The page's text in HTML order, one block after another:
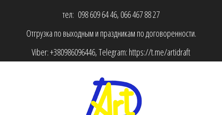
тел: 098 609 64 46, 066 467 88 27
Отгрузка по выходным и праздникам по договоренности.
Viber:+380986096446, Telegram: https://t.me/artidraft